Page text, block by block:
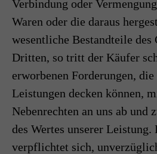
Verbindung oder
Waren oder die daraus
wesentliche Bestandteile des
Dritten, so tritt der Käufer
erworbenen Forderungen,
Leistungen decken können,
Nebenrechten an uns ab und
des Wertes unserer Leistung.
verpflichtet sich,